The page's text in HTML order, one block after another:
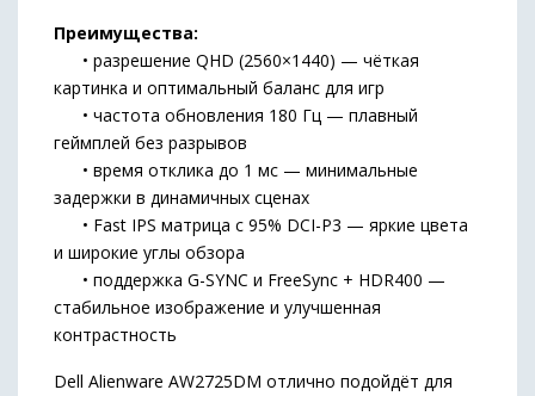
Преимущества:
• разрешение QHD (2560×1440) — чёткая
картинка и оптимальный баланс для игр
• частота обновления 180 Гц — плавный
геймплей без разрывов
• время отклика до 1 мс — минимальные
задержки в динамичных сценах
• Fast IPS матрица с 95% DCI-P3 — яркие цвета
и широкие углы обзора
• поддержка G-SYNC и FreeSync + HDR400 —
стабильное изображение и улучшенная
контрастность
Dell Alienware AW2725DM отлично подойдёт для